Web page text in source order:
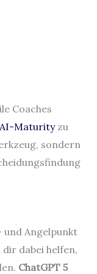
Coaches
Maturityzu
sondern
und Angelpunkt
dabei helfen,
ChatGPT 5